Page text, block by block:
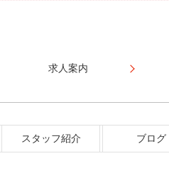
求人案内
スタッフ紹介 ブログ